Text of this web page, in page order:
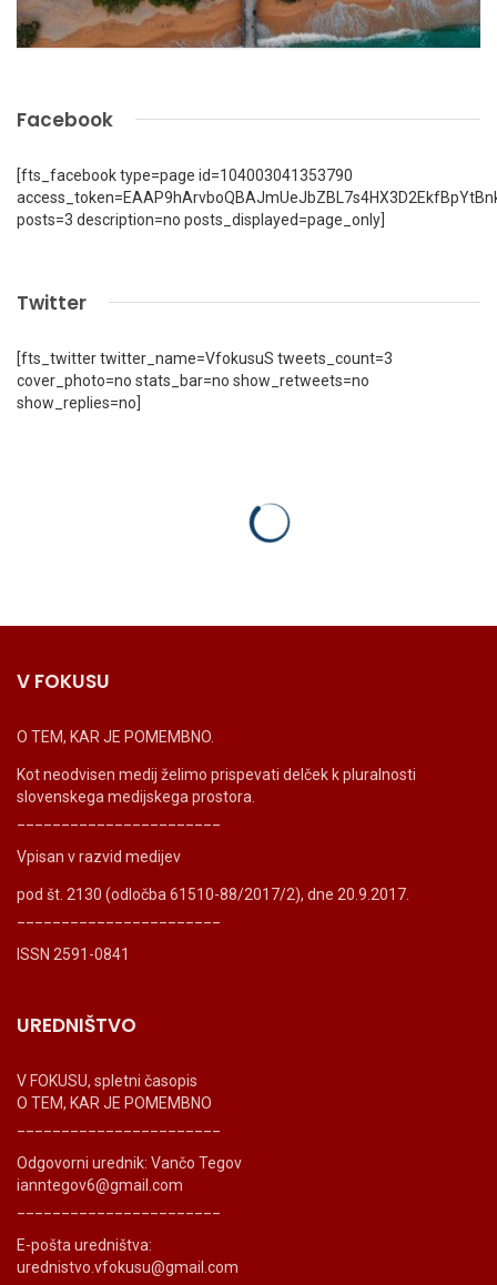
Facebook
[fts_facebook type=page id=104003041353790
posts=3 description=no posts_displayed=page_only]
Twitter
[fts_twitter twitter_name=VfokusuS tweets_count=3
cover_photo=no stats_bar=no show_retweets=no
show_replies=no]
V FOKUSU
O TEM, KAR JE POMEMBNO.
Kot neodvisen medij želimo prispevati delček k pluralnosti
slovenskega medijskega prostora.
Vpisan v razvid medijev
pod št. 2130 (odločba 61510-88/2017/2), dne 20.9.2017.
ISSN 2591-0841
UREDNIŠTVO
V FOKUSU, spletni časopis
O TEM, KAR JE POMEMBNO
Odgovorni urednik: Vančo Tegov
ianntegov6@gmail.com
E-pošta uredništva:
urednistvo.vfokusu@gmail.com